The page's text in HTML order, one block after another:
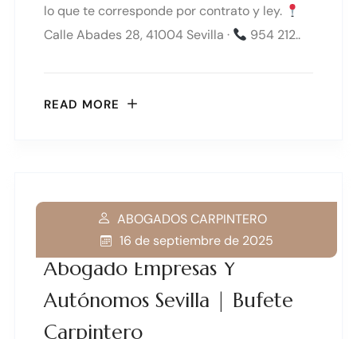
lo que te corresponde por contrato y ley.
Calle Abades 28, 41004 Sevilla ·
954 212..
READ MORE
Abogado Empresas Y
Autónomos Sevilla | Bufete
Carpintero
ABOGADOS CARPINTERO
16 de septiembre de 2025